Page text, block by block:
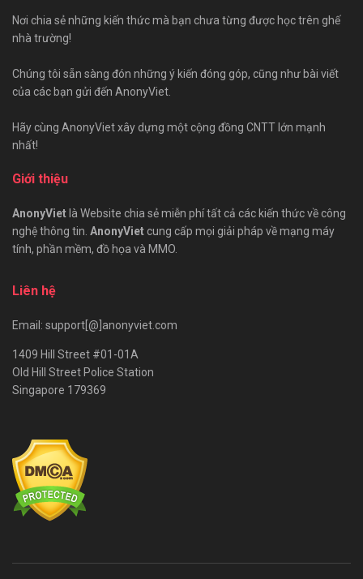
Nơi chia sẻ những kiến thức mà bạn chưa từng được học trên ghế
nhà trường!
Chúng tôi sẵn sàng đón những ý kiến đóng góp, cũng như bài viết
của các bạn gửi đến AnonyViet.
Hãy cùng AnonyViet xây dựng một cộng đồng CNTT lớn mạnh
nhất!
Giới thiệu
AnonyViet là Website chia sẻ miễn phí tất cả các kiến thức về công
nghệ thông tin. AnonyViet cung cấp mọi giải pháp về mạng máy
tính, phần mềm, đồ họa và MMO.
Liên hệ
Email: support[@]anonyviet.com
1409 Hill Street #01-01A
Old Hill Street Police Station
Singapore 179369